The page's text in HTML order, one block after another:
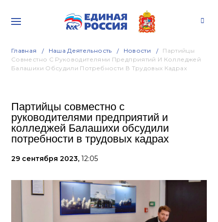
Главная Наша Деятельность Новости
Партийцы
Совместно С Руководителями Предприятий И Колледжей
Балашихи Обсудили Потребности В Трудовых Кадрах
Партийцы совместно с
руководителями предприятий и
колледжей Балашихи обсудили
потребности в трудовых кадрах
29 сентября 2023, 12:05